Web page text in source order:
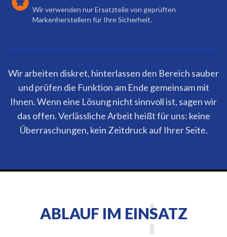
Wir verwenden nur Ersatzteile von geprüften
Markenherstellern für Ihre Sicherheit.
Wir arbeiten diskret, hinterlassen den Bereich sauber
und prüfen die Funktion am Ende gemeinsam mit
Ihnen. Wenn eine Lösung nicht sinnvoll ist, sagen wir
das offen. Verlässliche Arbeit heißt für uns: keine
Überraschungen, kein Zeitdruck auf Ihrer Seite.
ABLAUF IM EINSATZ